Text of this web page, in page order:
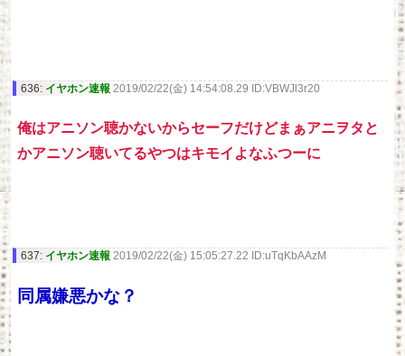
636: イヤホン速報 2019/02/22(金) 14:54:08.29 ID:VBWJl3r20
俺はアニソン聴かないからセーフだけどまぁアニヲタと
かアニソン聴いてるやつはキモイよなふつーに
637: イヤホン速報 2019/02/22(金) 15:05:27.22 ID:uTqKbAAzM
同属嫌悪かな？